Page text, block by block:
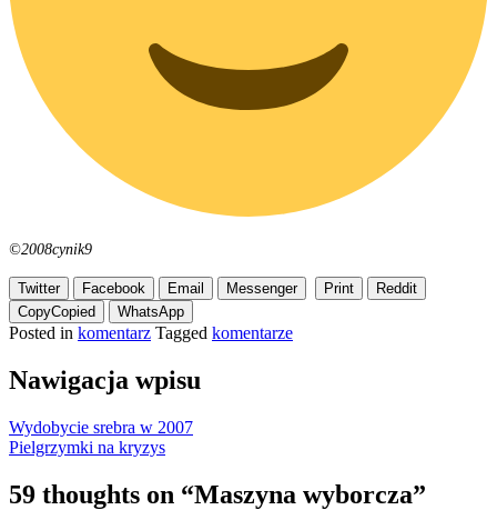
©2008cynik9
Twitter Facebook Email Messenger Print
Reddit
CopyCopied WhatsApp
Posted in komentarz Tagged komentarze
Nawigacja wpisu
Wydobycie srebra w 2007
Pielgrzymki na kryzys
59 thoughts on “Maszyna wyborcza”